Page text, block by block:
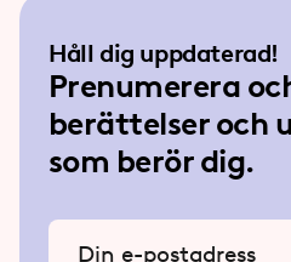
Håll dig uppdaterad!
Prenumerera
berättelser och
som berör dig.
Ange din e-postadress